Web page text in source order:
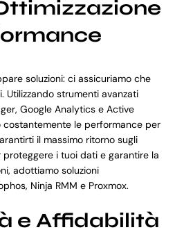
soluzioni: ci assicuriamo che
Utilizzando strumenti avanzati
Google Analytics e Active
costantemente le performance per
il massimo ritorno sugli
proteggere i tuoi dati e garantire la
adottiamo soluzioni
Ninja RMM e Proxmox.
e Affidabilità